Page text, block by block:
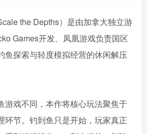
the Depths）是由加拿大独立游
Games开发、凤凰游戏负责国区
鱼探索与轻度模拟经营的休闲解压
游戏不同，本作将核心玩法聚焦于
环节。钓到鱼只是开始，玩家真正